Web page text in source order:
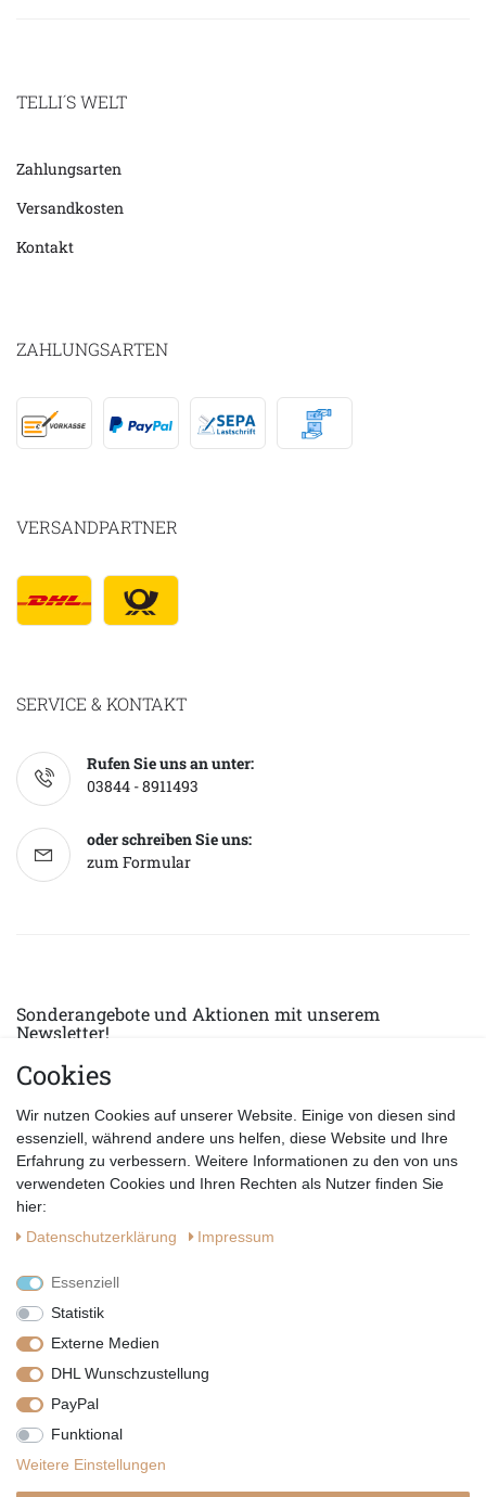
TELLI´S WELT
Zahlungsarten
Versandkosten
Kontakt
ZAHLUNGSARTEN
VERSANDPARTNER
SERVICE & KONTAKT
Rufen Sie uns an unter:
03844 - 8911493
oder schreiben Sie uns:
zum Formular
Sonderangebote und Aktionen mit unserem
Newsletter!
E-MAIL *
Datenschutzerklärung
Vertrag widerrufen
Copyright by Telli´s Welt
Cookies
Wir nutzen Cookies auf unserer Website. Einige von diesen sind
essenziell, während andere uns helfen, diese Website und Ihre
Erfahrung zu verbessern. Weitere Informationen zu den von uns
verwendeten Cookies und Ihren Rechten als Nutzer finden Sie
hier:
Daten­schutz­erklärung
Impressum
Essenziell
Statistik
Externe Medien
DHL Wunschzustellung
PayPal
Funktional
Weitere Einstellungen